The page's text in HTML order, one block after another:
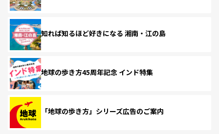
知れば知るほど好きになる 湘南・江の島
地球の歩き方45周年記念 インド特集
「地球の歩き方」シリーズ広告のご案内